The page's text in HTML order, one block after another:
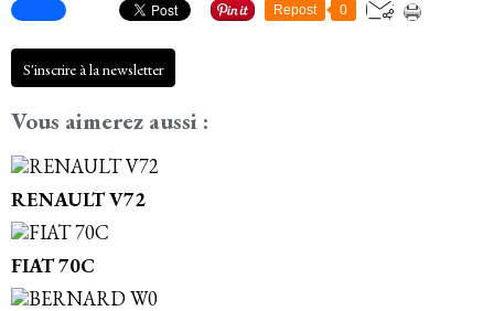
Repost 0
S'inscrire à la newsletter
Vous aimerez aussi :
RENAULT V72
FIAT 70C